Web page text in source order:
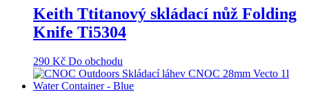
Keith Ttitanový skládací nůž Folding
Knife Ti5304
290 Kč Do obchodu